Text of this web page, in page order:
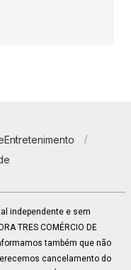
Entretenimento
independente e sem
TRES COMÉRCIO DE
também que não
cancelamento do